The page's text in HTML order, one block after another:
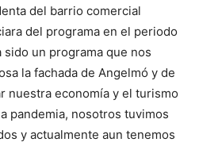
del barrio comercial
del programa en el periodo
un programa que nos
la fachada de Angelmó y de
nuestra economía y el turismo
pandemia, nosotros tuvimos
y actualmente aun tenemos